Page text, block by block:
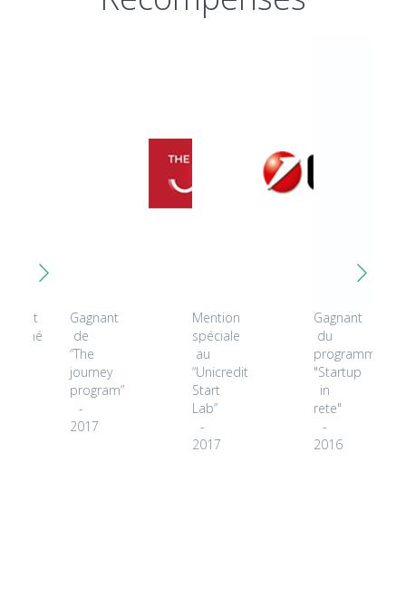
Gagnant
de
“The
journey
program”
-
2017
Mention
spéciale
au
“Unicredit
Start
Lab”
-
2017
Gagnant
du
programme
"Startup
in
rete"
-
2016